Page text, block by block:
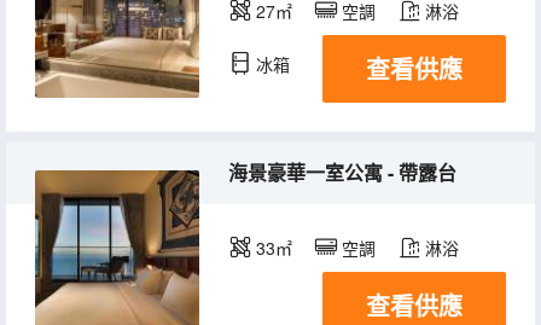
27㎡ 空調 淋浴
冰箱 查看供應
海景豪華一室公寓 - 帶露台
33㎡ 空調 淋浴
查看供應